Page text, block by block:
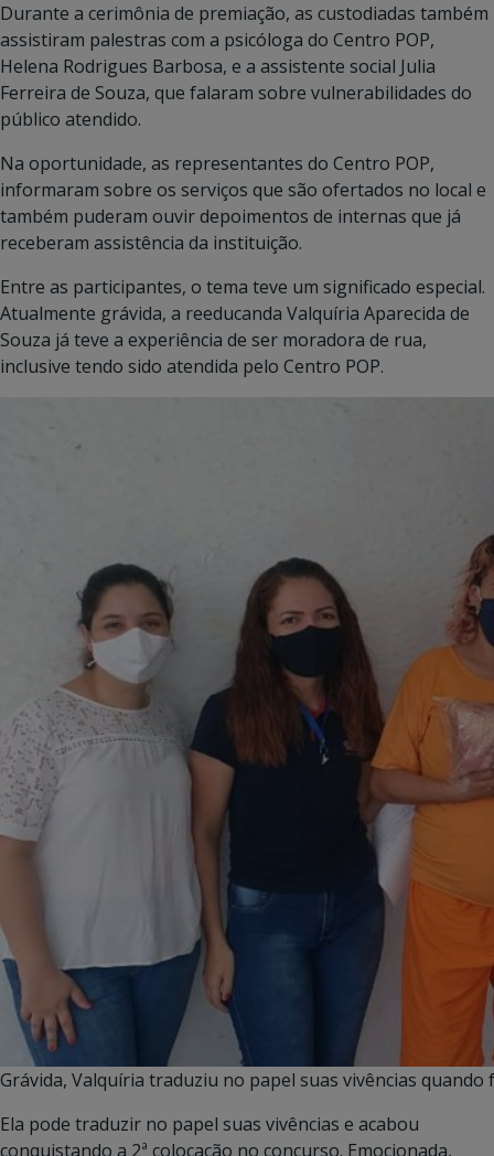
Durante a cerimônia de premiação, as custodiadas também
assistiram palestras com a psicóloga do Centro POP,
Helena Rodrigues Barbosa, e a assistente social Julia
Ferreira de Souza, que falaram sobre vulnerabilidades do
público atendido.
Na oportunidade, as representantes do Centro POP,
informaram sobre os serviços que são ofertados no local e
também puderam ouvir depoimentos de internas que já
receberam assistência da instituição.
Entre as participantes, o tema teve um significado especial.
Atualmente grávida, a reeducanda Valquíria Aparecida de
Souza já teve a experiência de ser moradora de rua,
inclusive tendo sido atendida pelo Centro POP.
Grávida, Valquíria traduziu no papel suas vivências
Ela pode traduzir no papel suas vivências e acabou
conquistando a 2ª colocação no concurso. Emocionada,